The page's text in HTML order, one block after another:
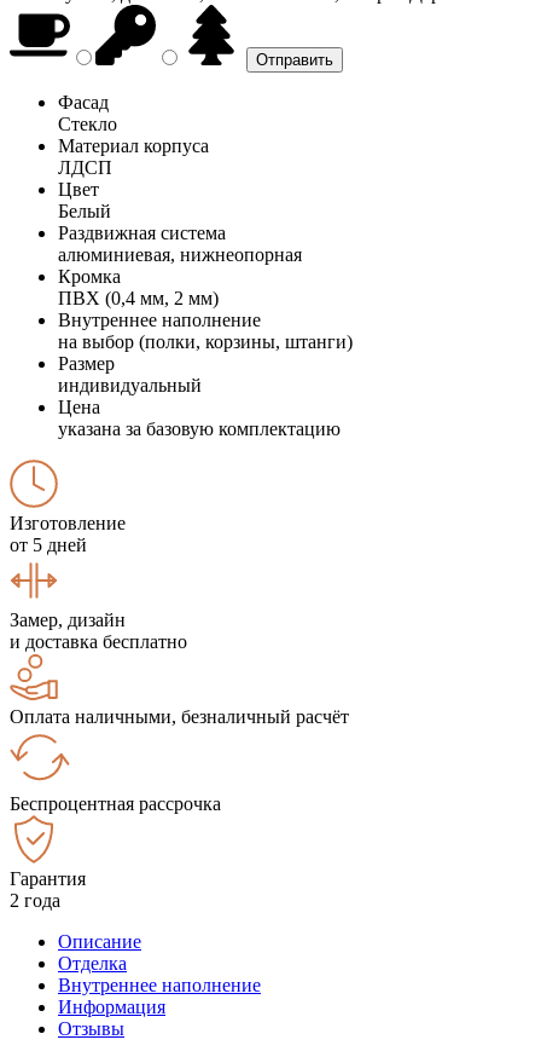
Фасад
Стекло
Материал корпуса
ЛДСП
Цвет
Белый
Раздвижная система
алюминиевая, нижнеопорная
Кромка
ПВХ (0,4 мм, 2 мм)
Внутреннее наполнение
на выбор (полки, корзины, штанги)
Размер
индивидуальный
Цена
указана за базовую комплектацию
Изготовление
от 5 дней
Замер, дизайн
и доставка бесплатно
Оплата наличными, безналичный расчёт
Беспроцентная рассрочка
Гарантия
2 года
Описание
Отделка
Внутреннее наполнение
Информация
Отзывы